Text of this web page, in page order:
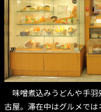
味噌煮込みうどんや手羽
古屋。滞在中はグルメでは